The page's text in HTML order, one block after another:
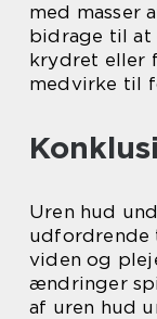
med masser
bidrage til at
krydret eller
medvirke til
Uren hud
udfordrende
viden og
ændringer
af uren hud